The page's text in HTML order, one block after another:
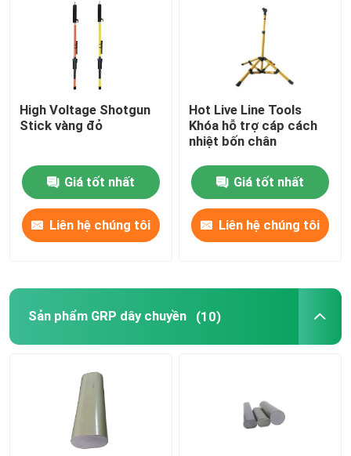
High Voltage Shotgun
Stick vàng đỏ
Giá tốt nhất
Liên hệ chúng tôi
Hot Live Line Tools
Khóa hỗ trợ cáp cách
nhiệt bốn chân
Giá tốt nhất
Liên hệ chúng tôi
Sản phẩm GRP dây chuyền (10)